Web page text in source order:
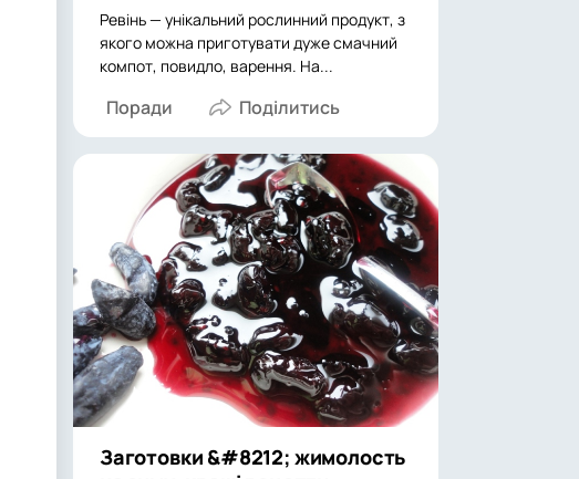
Ревінь — унікальний рослинний продукт, з
якого можна приготувати дуже смачний
компот, повидло, варення. На...
Поради
Заготовки &#8212; жимолость